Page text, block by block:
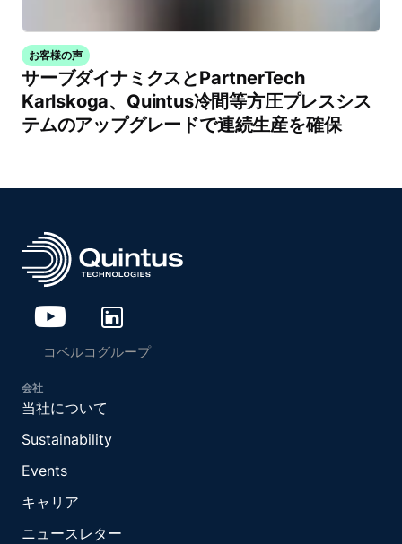
お客様の声
サーブダイナミクスとPartnerTech
Karlskoga、Quintus冷間等方圧プレスシス
テムのアップグレードで連続生産を確保
コベルコグループ
会社
当社について
Sustainability
Events
キャリア
ニュースレター